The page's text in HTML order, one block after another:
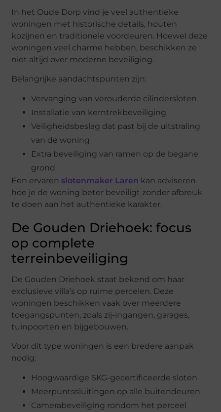
In het Oude Dorp vind je veel authentieke
woningen met historische details, houten
kozijnen en traditionele voordeuren. Hoewel deze
woningen veel charme hebben, beschikken ze
niet altijd over moderne beveiliging.
Belangrijke aandachtspunten zijn:
Vervanging van verouderde cilindersloten
Installatie van kerntrekbeveiliging
Veiligheidsbeslag dat past bij de uitstraling
van de woning
Extra beveiliging van ramen op de begane
grond
Een ervaren slotenmaker Laren kan adviseren
hoe je de woning beter beveiligt zonder afbreuk
te doen aan het authentieke karakter.
De Gouden Driehoek: focus
op complete
terreinbeveiliging
De Gouden Driehoek staat bekend om haar
exclusieve villa’s op ruime percelen. Deze
woningen beschikken vaak over meerdere
toegangspunten, zoals zij-ingangen, garages,
tuinpoorten en bijgebouwen.
Voor dit type woningen is een bredere aanpak
nodig:
Hoogwaardige SKG-gecertificeerde sloten
Meerpuntssluitingen op alle buitendeuren
Camerabeveiliging rondom het perceel